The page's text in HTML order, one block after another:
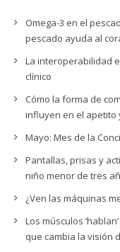
Omega-3 en el
pescado ayuda al
La interoperabilidad
clínico
Cómo la forma de
influyen en el apetito
Mayo: Mes de la
Pantallas, prisas y
niño menor de tres
¿Ven las máquinas
Los músculos
que cambia la visión